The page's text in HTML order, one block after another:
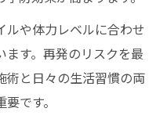
ルや体力レベルに合わせ
ます。再発のリスクを最
術と日々の生活習慣の両
です。